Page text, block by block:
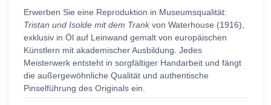
Erwerben Sie eine Reproduktion in Museumsqualität:
Tristan und Isolde mit dem Trankvon Waterhouse (1916),
exklusiv in Öl auf Leinwand gemalt von europäischen
Künstlern mit akademischer Ausbildung. Jedes
Meisterwerk entsteht in sorgfältiger Handarbeit und fängt
die außergewöhnliche Qualität und authentische
Pinselführung des Originals ein.